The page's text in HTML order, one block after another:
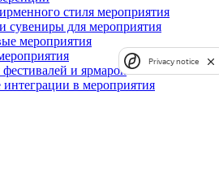
стиля мероприятия
сувениры для мероприятия
мероприятия
и ярмарок
в мероприятия
Privacy notice